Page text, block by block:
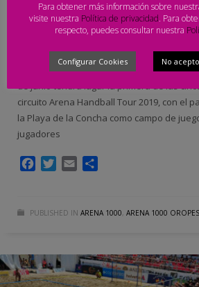
MIÉRCOLES, 08 MAYO 2019 BYPRENSA - ARENA
Después del rotundo éxito que
1000 de Oropesa del Mar el pasado año
la Diputación de Castellón, el próximo fin
de junio tendrá lugar la primera de las
circuito Arena Handball Tour 2019, con el
la Playa de la Concha como campo de
jugadores
FacebookTwitter
Email
PUBLISHED IN ARENA 1000, ARENA 1000
Para obtener más información sobre
visite nuestra Política de privacidad. Para
respecto, puedes consultar nuestra
Configurar Cookies No acepto